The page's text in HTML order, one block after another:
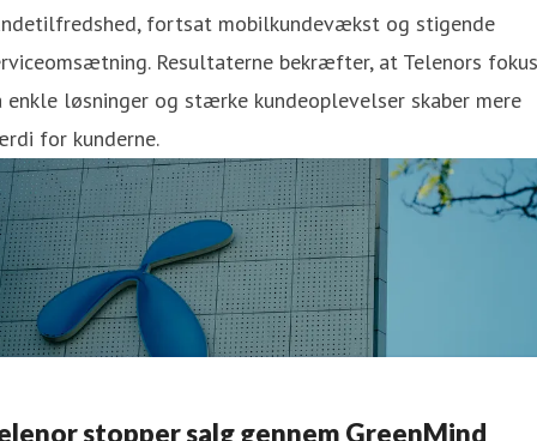
fortsat mobilkundevækst og stigende
Resultaterne bekræfter, at Telenors fokus
enkle løsninger og stærke kundeoplevelser skaber mere
for kunderne.
stopper salg gennem GreenMind